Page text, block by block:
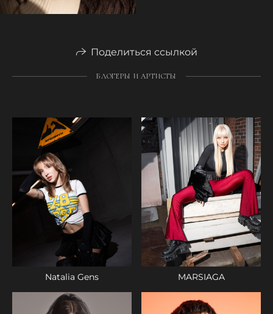
Поделиться ссылкой
БЛОГЕРЫ И АРТИСТЫ
Natalia Gens MARSIAGA